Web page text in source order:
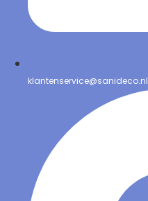
klantenservice@sanideco.nl